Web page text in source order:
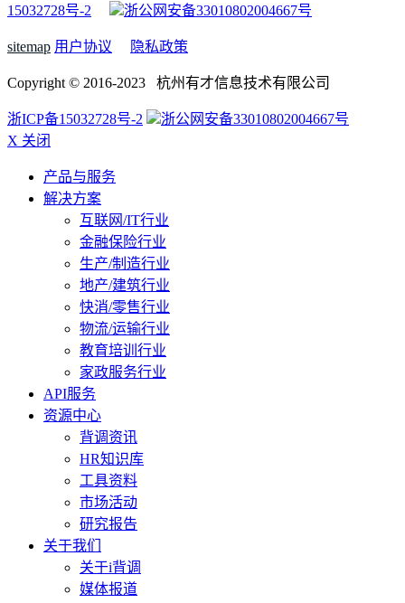
15032728号-2
浙公网安备33010802004667号
sitemap 用户协议 隐私政策
Copyright © 2016-2023 杭州有才信息技术有限公司
浙ICP备15032728号-2
浙公网安备33010802004667号
X 关闭
产品与服务
解决方案
互联网/IT行业
金融保险行业
生产/制造行业
地产/建筑行业
快消/零售行业
物流/运输行业
教育培训行业
家政服务行业
API服务
资源中心
背调资讯
HR知识库
工具资料
市场活动
研究报告
关于我们
关于i背调
媒体报道